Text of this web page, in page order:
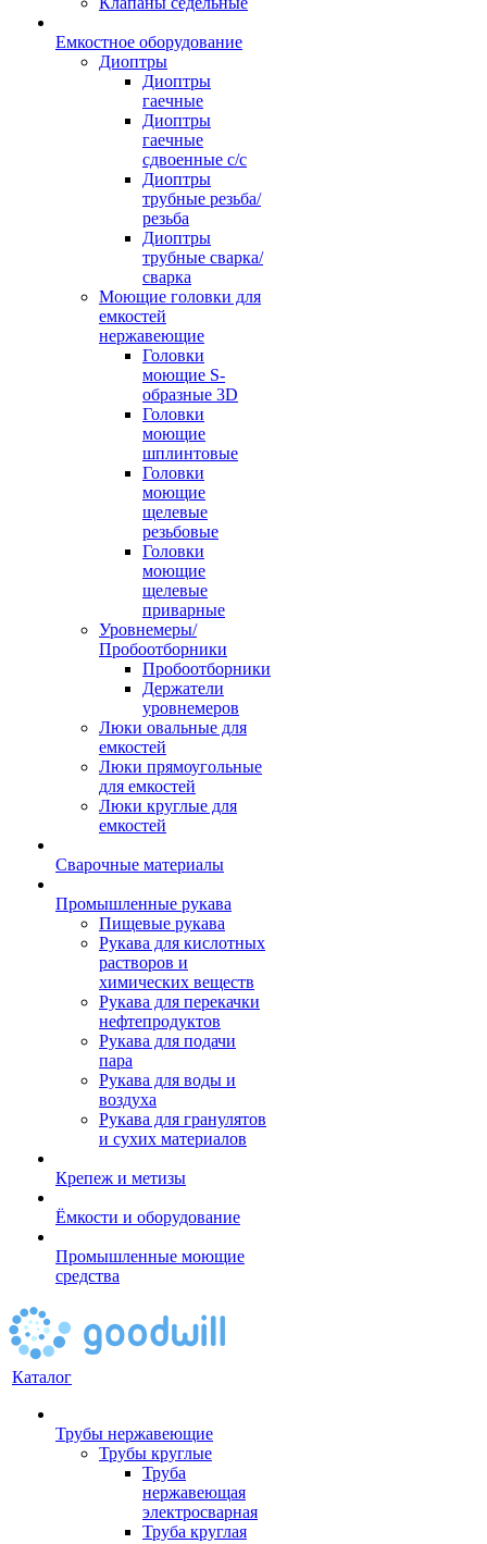
Емкостное оборудование
Диоптры
Диоптры
гаечные
Диоптры
гаечные
сдвоенные c/c
Диоптры
трубные резьба/
резьба
Диоптры
трубные сварка/
сварка
Моющие головки для
емкостей
нержавеющие
Головки
моющие S-
образные 3D
Головки
моющие
шплинтовые
Головки
моющие
щелевые
резьбовые
Головки
моющие
щелевые
приварные
Уровнемеры/
Пробоотборники
Пробоотборники
Держатели
уровнемеров
Люки овальные для
емкостей
Люки прямоугольные
для емкостей
Люки круглые для
емкостей
Сварочные материалы
Промышленные рукава
Пищевые рукава
Рукава для кислотных
растворов и
химических веществ
Рукава для перекачки
нефтепродуктов
Рукава для подачи
пара
Рукава для воды и
воздуха
Рукава для гранулятов
и сухих материалов
Крепеж и метизы
Ёмкости и оборудование
Промышленные моющие
средства
Каталог
Трубы нержавеющие
Трубы круглые
Труба
нержавеющая
электросварная
Труба круглая